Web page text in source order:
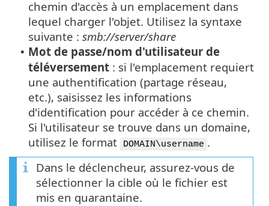
chemin d'accès à un emplacement dans
lequel charger l'objet. Utilisez la syntaxe
suivante : smb://server/share
• Mot de passe/nom d'utilisateur de
téléversement : si l'emplacement requiert
une authentification (partage réseau,
etc.), saisissez les informations
d'identification pour accéder à ce chemin.
Si l'utilisateur se trouve dans un domaine,
utilisez le format
DOMAIN\username .
Dans le déclencheur, assurez-vous de
sélectionner la cible où le fichier est
mis en quarantaine.